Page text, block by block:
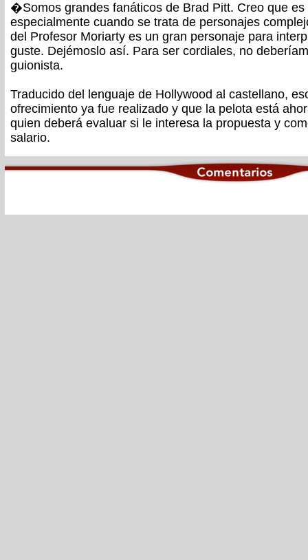
�Somos grandes fanáticos de Brad Pitt. Creo que es
especialmente cuando se trata de personajes
del Profesor Moriarty es un gran personaje para
guste. Dejémoslo así. Para ser cordiales, no
guionista.
Traducido del lenguaje de Hollywood al castellano,
ofrecimiento ya fue realizado y que la pelota está
quien deberá evaluar si le interesa la propuesta y
salario.